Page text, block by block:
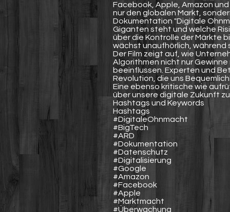
Facebook, Apple, Amazon
nur den globalen Markt,
Dokumentation "Digitale
Giganten steht und welche
über die Kontrolle der Märkte
wächst unaufhörlich, während
Der Film zeigt auf, wie
Algorithmen nicht nur
beeinflussen. Experten und
Revolution, die uns
Eine ebenso kritische wie
über unsere digitale Zukunft
Hashtags und Keywords
Hashtags
#DigitaleOhnmacht
#BigTech
#ARD
#Dokumentation
#Datenschutz
#Digitalisierung
#Google
#Amazon
#Facebook
#Apple
#Marktmacht
#Überwachung